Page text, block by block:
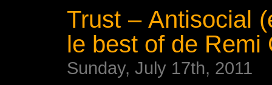
Trust – Antisocial
le best of de Remi
Sunday, July 17th, 2011